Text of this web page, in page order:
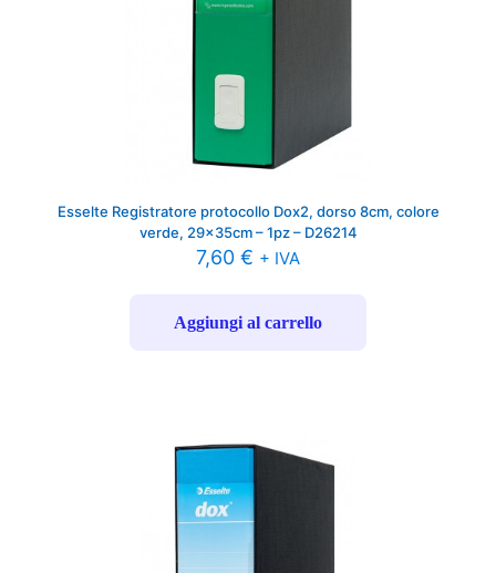
Esselte Registratore protocollo Dox2, dorso 8cm, colore
verde, 29x35cm – 1pz – D26214
7,60 € + IVA
Aggiungi al carrello